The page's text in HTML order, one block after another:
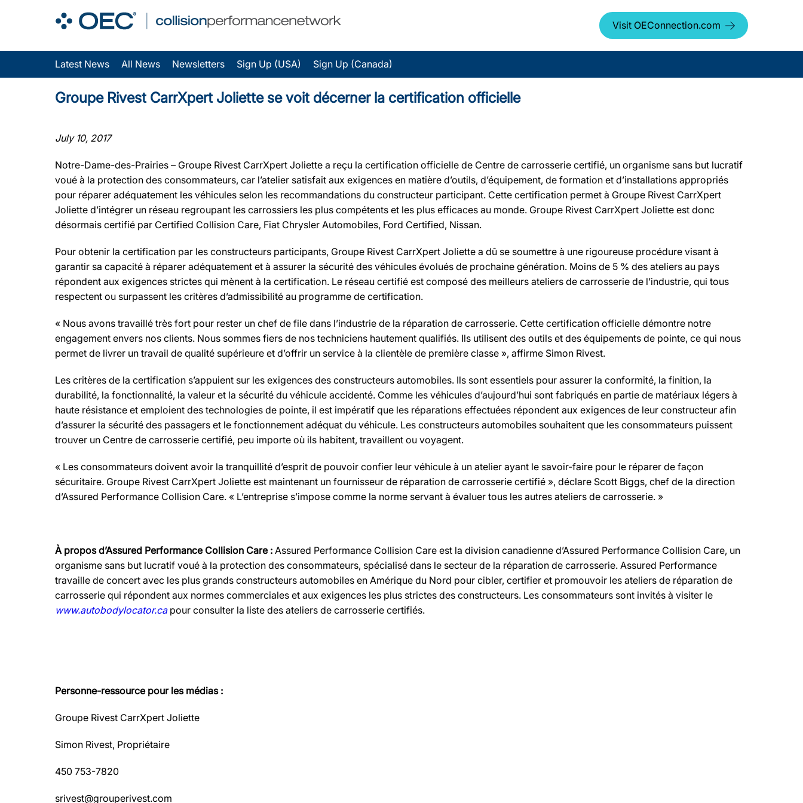
Visit OEConnection.com
Latest News All News Newsletters Sign Up (USA) Sign Up (Canada)
Groupe Rivest CarrXpert Joliette se voit décerner la certification officielle
July 10, 2017
Notre-Dame-des-Prairies – Groupe Rivest CarrXpert Joliette a reçu la certification officielle de Centre de carrosserie certifié, un organisme sans but lucratif
voué à la protection des consommateurs, car l’atelier satisfait aux exigences en matière d’outils, d’équipement, de formation et d’installations appropriés
pour réparer adéquatement les véhicules selon les recommandations du constructeur participant. Cette certification permet à Groupe Rivest CarrXpert
Joliette d’intégrer un réseau regroupant les carrossiers les plus compétents et les plus efficaces au monde. Groupe Rivest CarrXpert Joliette est donc
désormais certifié par Certified Collision Care, Fiat Chrysler Automobiles, Ford Certified, Nissan.
Pour obtenir la certification par les constructeurs participants, Groupe Rivest CarrXpert Joliette a dû se soumettre à une rigoureuse procédure visant à
garantir sa capacité à réparer adéquatement et à assurer la sécurité des véhicules évolués de prochaine génération. Moins de 5 % des ateliers au pays
répondent aux exigences strictes qui mènent à la certification. Le réseau certifié est composé des meilleurs ateliers de carrosserie de l’industrie, qui tous
respectent ou surpassent les critères d’admissibilité au programme de certification.
« Nous avons travaillé très fort pour rester un chef de file dans l’industrie de la réparation de carrosserie. Cette certification officielle démontre notre
engagement envers nos clients. Nous sommes fiers de nos techniciens hautement qualifiés. Ils utilisent des outils et des équipements de pointe, ce qui nous
permet de livrer un travail de qualité supérieure et d’offrir un service à la clientèle de première classe », affirme Simon Rivest.
Les critères de la certification s’appuient sur les exigences des constructeurs automobiles. Ils sont essentiels pour assurer la conformité, la finition, la
durabilité, la fonctionnalité, la valeur et la sécurité du véhicule accidenté. Comme les véhicules d’aujourd’hui sont fabriqués en partie de matériaux légers à
haute résistance et emploient des technologies de pointe, il est impératif que les réparations effectuées répondent aux exigences de leur constructeur afin
d’assurer la sécurité des passagers et le fonctionnement adéquat du véhicule. Les constructeurs automobiles souhaitent que les consommateurs puissent
trouver un Centre de carrosserie certifié, peu importe où ils habitent, travaillent ou voyagent.
« Les consommateurs doivent avoir la tranquillité d’esprit de pouvoir confier leur véhicule à un atelier ayant le savoir-faire pour le réparer de façon
sécuritaire. Groupe Rivest CarrXpert Joliette est maintenant un fournisseur de réparation de carrosserie certifié », déclare Scott Biggs, chef de la direction
d’Assured Performance Collision Care. « L’entreprise s’impose comme la norme servant à évaluer tous les autres ateliers de carrosserie. »
À propos d’Assured Performance Collision Care : Assured Performance Collision Care est la division canadienne d’Assured Performance Collision Care, un
organisme sans but lucratif voué à la protection des consommateurs, spécialisé dans le secteur de la réparation de carrosserie. Assured Performance
travaille de concert avec les plus grands constructeurs automobiles en Amérique du Nord pour cibler, certifier et promouvoir les ateliers de réparation de
carrosserie qui répondent aux normes commerciales et aux exigences les plus strictes des constructeurs. Les consommateurs sont invités à visiter le
www.autobodylocator.capour consulter la liste des ateliers de carrosserie certifiés.
Personne-ressource pour les médias :
Groupe Rivest CarrXpert Joliette
Simon Rivest, Propriétaire
450 753-7820
srivest@grouperivest.com